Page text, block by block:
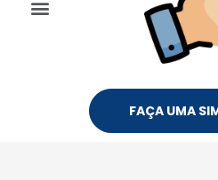
FAÇA UMA